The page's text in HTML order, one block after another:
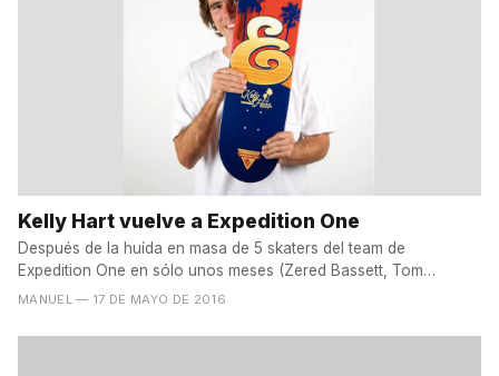
Kelly Hart vuelve a Expedition One
Después de la huída en masa de 5 skaters del team de
Expedition One en sólo unos meses (Zered Bassett, Tom
Remillard,...
MANUEL — 17 DE MAYO DE 2016